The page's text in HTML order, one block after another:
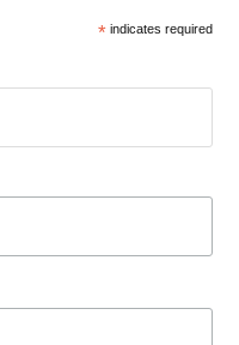
* indicates required